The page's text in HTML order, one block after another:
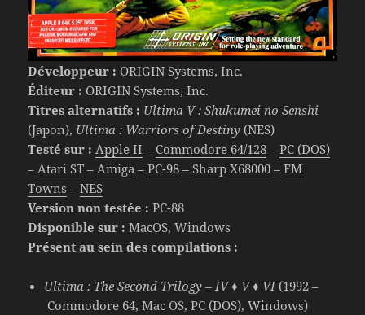
Développeur : ORIGIN Systems, Inc.
Éditeur : ORIGIN Systems, Inc.
Titres alternatifs : Ultima V : Shukumei no Senshi
(Japon), Ultima : Warriors of Destiny (NES)
Testé sur : Apple II – Commodore 64/128 –PC (DOS)
–Atari ST –Amiga –PC-98 –Sharp X68000 –FM
Towns –NES
Version non testée : PC-88
Disponible sur : MacOS, Windows
Présent au sein des compilations :
Ultima : The Second Trilogy – IV ♦ V ♦ VI(1992 –
Commodore 64, Mac OS, PC (DOS), Windows)